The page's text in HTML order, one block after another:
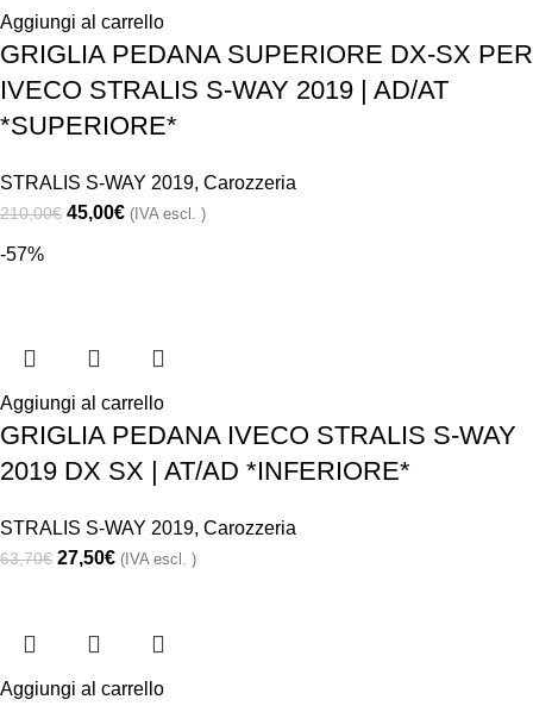
Aggiungi al carrello
GRIGLIA PEDANA SUPERIORE DX-SX PER
IVECO STRALIS S-WAY 2019 | AD/AT
*SUPERIORE*
STRALIS S-WAY 2019, Carozzeria
210,00€ 45,00€ (IVA escl. )
-57%
Aggiungi al carrello
GRIGLIA PEDANA IVECO STRALIS S-WAY
2019 DX SX | AT/AD *INFERIORE*
STRALIS S-WAY 2019, Carozzeria
63,70€ 27,50€ (IVA escl. )
Aggiungi al carrello